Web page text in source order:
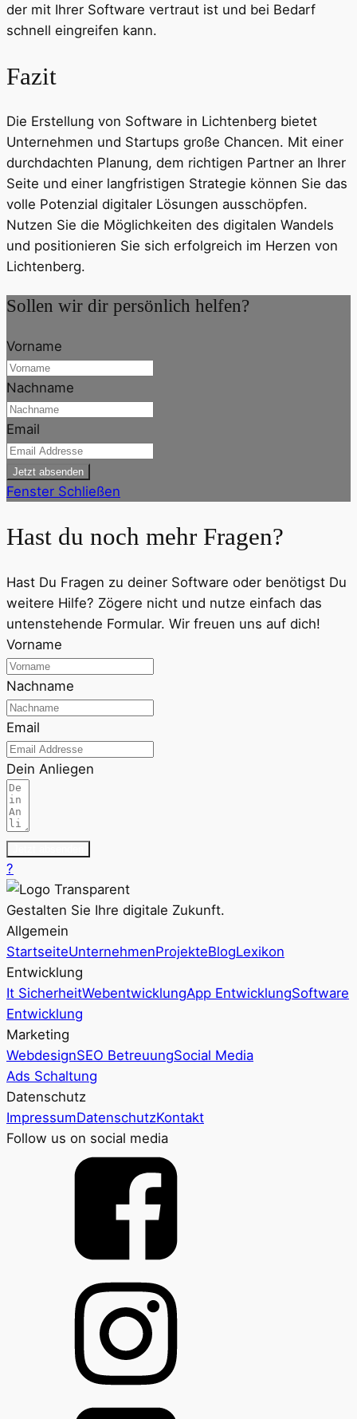
der mit Ihrer Software vertraut ist und bei Bedarf
schnell eingreifen kann.
Fazit
Die Erstellung von Software in Lichtenberg bietet
Unternehmen und Startups große Chancen. Mit einer
durchdachten Planung, dem richtigen Partner an Ihrer
Seite und einer langfristigen Strategie können Sie das
volle Potenzial digitaler Lösungen ausschöpfen.
Nutzen Sie die Möglichkeiten des digitalen Wandels
und positionieren Sie sich erfolgreich im Herzen von
Lichtenberg.
Sollen wir dir persönlich helfen?
Vorname
Nachname
Email
Jetzt absenden
Fenster Schließen
Hast du noch mehr Fragen?
Hast Du Fragen zu deiner Software oder benötigst Du
weitere Hilfe? Zögere nicht und nutze einfach das
untenstehende Formular. Wir freuen uns auf dich!
Vorname
Nachname
Email
Dein Anliegen
?
Gestalten Sie Ihre digitale Zukunft.
Allgemein
StartseiteUnternehmenProjekteBlogLexikon
Entwicklung
It SicherheitWebentwicklungApp EntwicklungSoftware
Entwicklung
Marketing
WebdesignSEO BetreuungSocial Media
Ads Schaltung
Datenschutz
ImpressumDatenschutzKontakt
Follow us on social media